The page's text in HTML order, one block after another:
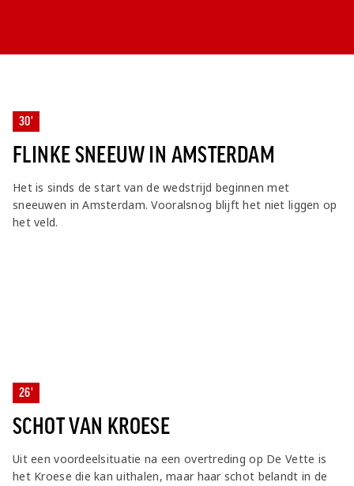
30'
FLINKE SNEEUW IN AMSTERDAM
Het is sinds de start van de wedstrijd beginnen met
sneeuwen in Amsterdam. Vooralsnog blijft het niet liggen op
het veld.
26'
SCHOT VAN KROESE
Uit een voordeelsituatie na een overtreding op De Vette is
het Kroese die kan uithalen, maar haar schot belandt in de